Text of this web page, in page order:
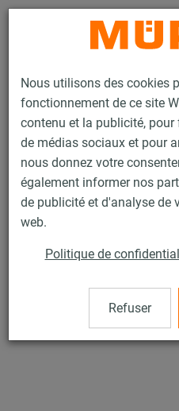
Nous utilisons des cookies
fonctionnement de ce site
contenu et la publicité,
de médias sociaux et pour
nous donnez votre
également informer nos
de publicité et d'analyse de
web.
Politique de
Refuser
Produits Technique de fixation
Accessoires de montage,
DIN 125, galvanisée à chaud